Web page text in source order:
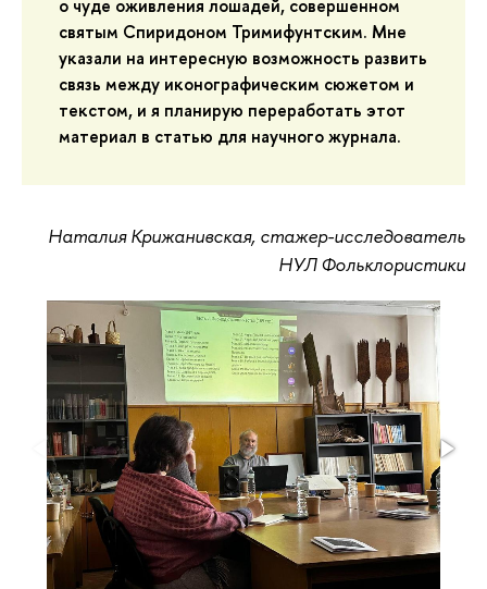
о чуде оживления лошадей, совершенном
святым Спиридоном Тримифунтским. Мне
указали на интересную возможность развить
связь между иконографическим сюжетом и
текстом, и я планирую переработать этот
материал в статью для научного журнала.
Наталия Крижанивская, стажер-исследователь
НУЛ Фольклористики